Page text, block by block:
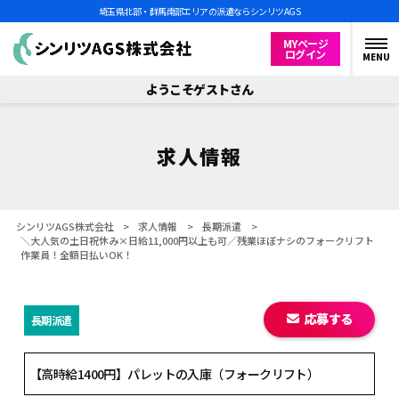
埼玉県北部・群馬南部エリアの派遣ならシンリツAGS
MYページ
ログイン MENU
ようこそゲストさん
求人情報
シンリツAGS株式会社 > 求人情報 > 長期派遣>
＼大人気の土日祝休み×日給11,000円以上も可／残業ほぼナシのフォークリフト
作業員！全額日払いOK！
【高時給1400円】パレットの入庫（フォークリフト）
長期派遣 応募する